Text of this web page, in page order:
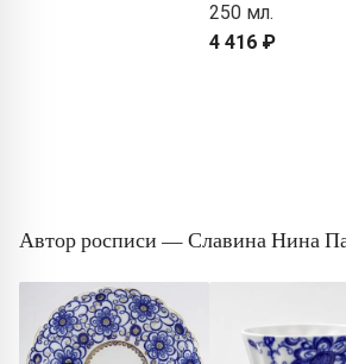
250 мл.
4 416 ₽
Автор росписи — Славина Нина